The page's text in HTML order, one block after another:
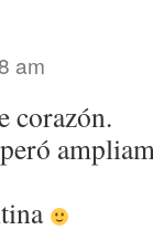
am
corazón.